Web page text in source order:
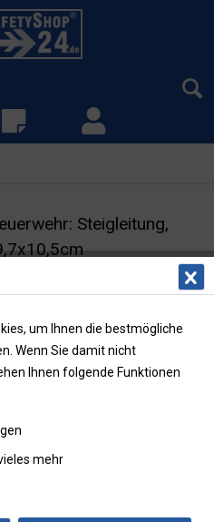
Steigleitung,
um Ihnen die bestmögliche
Wenn Sie damit nicht
Ihnen folgende Funktionen
mehr